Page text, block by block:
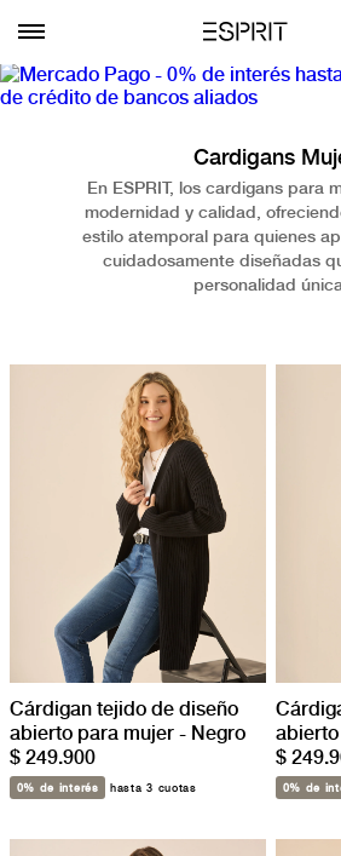
Cardigans
En ESPRIT, los cardigans para
modernidad y calidad,
estilo atemporal para quienes
cuidadosamente diseñadas
personalidad única.
Cárdigan tejido de diseño
abierto para mujer - Negro
$ 249.900
0% de interés hasta 3 cuotas
$
0% de